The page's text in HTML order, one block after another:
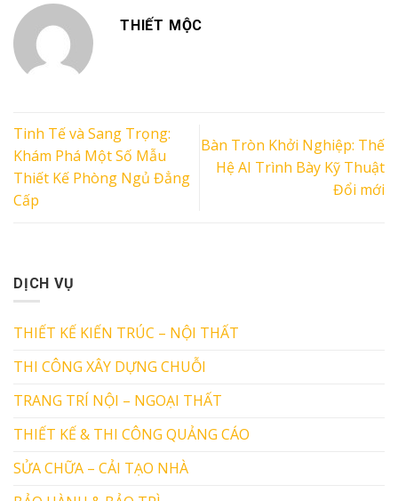
THIẾT MỘC
Tinh Tế và Sang Trọng:
Khám Phá Một Số Mẫu
Thiết Kế Phòng Ngủ Đẳng
Cấp
Bàn Tròn Khởi Nghiệp: Thế
Hệ AI Trình Bày Kỹ Thuật
Đổi mới
DỊCH VỤ
THIẾT KẾ KIẾN TRÚC – NỘI THẤT
THI CÔNG XÂY DỰNG CHUỖI
TRANG TRÍ NỘI – NGOẠI THẤT
THIẾT KẾ & THI CÔNG QUẢNG CÁO
SỬA CHỮA – CẢI TẠO NHÀ